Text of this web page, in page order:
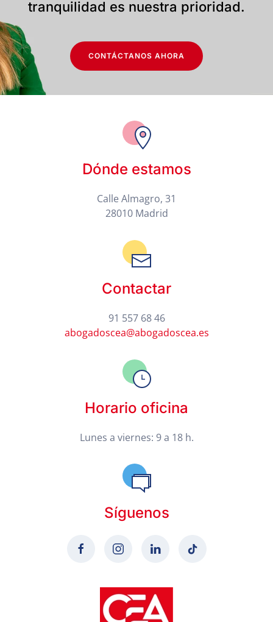
tranquilidad es nuestra prioridad.
CONTÁCTANOS AHORA
Dónde estamos
Calle Almagro, 31
28010 Madrid
Contactar
91 557 68 46
abogadoscea@abogadoscea.es
Horario oficina
Lunes a viernes: 9 a 18 h.
Síguenos